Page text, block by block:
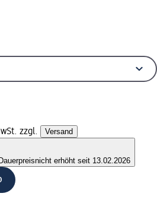
zzgl. Versand
nicht erhöht seit 13.02.2026